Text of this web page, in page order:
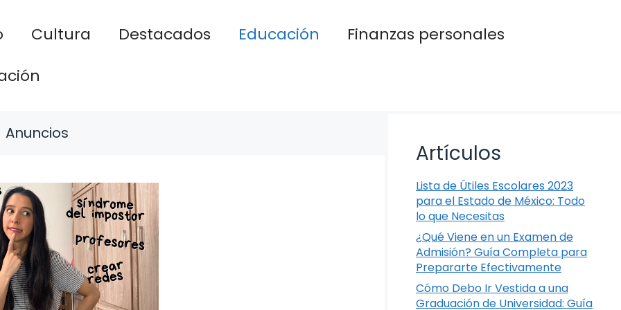
Cultura Destacados Educación
Finanzas personales
Anuncios
Artículos
Lista de Útiles Escolares 2023
para el Estado de México: Todo
lo que Necesitas
¿Qué Viene en un Examen de
Admisión? Guía Completa para
Prepararte Efectivamente
Cómo Debo Ir Vestida a una
Graduación de Universidad: Guía